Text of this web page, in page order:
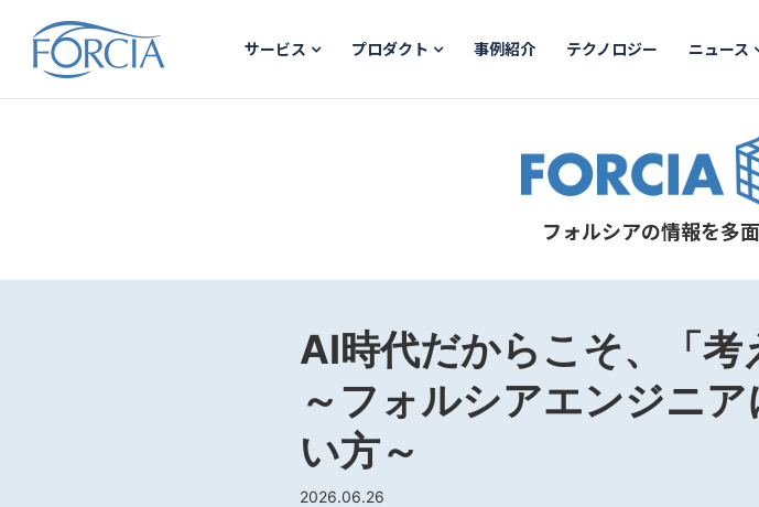
サービス プロダクト 事例紹介 テクノロジー ニュース
フォルシアの情報を多
AI時代だからこそ、「考
～フォルシアエンジニ
い方～
2026.06.26